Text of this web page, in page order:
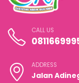
CALL US
ADDRESS
Jalan